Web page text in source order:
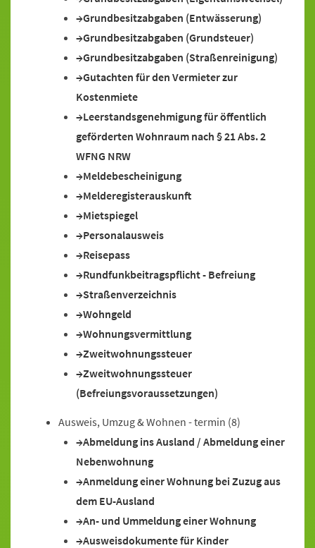
Grundbesitzabgaben (Entwässerung)
Grundbesitzabgaben (Grundsteuer)
Grundbesitzabgaben (Straßenreinigung)
Gutachten für den Vermieter zur
Kostenmiete
Leerstandsgenehmigung für öffentlich
geförderten Wohnraum nach § 21 Abs. 2
WFNG NRW
Meldebescheinigung
Melderegisterauskunft
Mietspiegel
Personalausweis
Reisepass
Rundfunkbeitragspflicht - Befreiung
Straßenverzeichnis
Wohngeld
Wohnungsvermittlung
Zweitwohnungssteuer
Zweitwohnungssteuer
(Befreiungsvoraussetzungen)
Ausweis, Umzug & Wohnen - termin (8)
Abmeldung ins Ausland / Abmeldung einer
Nebenwohnung
Anmeldung einer Wohnung bei Zuzug aus
dem EU-Ausland
An- und Ummeldung einer Wohnung
Ausweisdokumente für Kinder